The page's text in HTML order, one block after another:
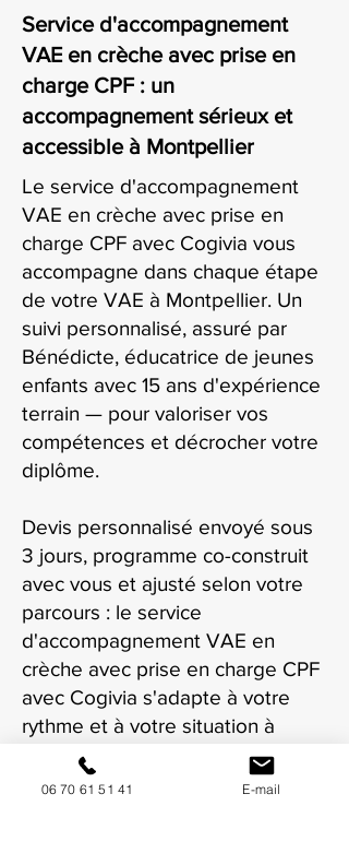
Service d'accompagnement
VAE en crèche avec prise en
charge CPF : un
accompagnement sérieux et
accessible à Montpellier
Le service d'accompagnement
VAE en crèche avec prise en
charge CPF avec Cogivia vous
accompagne dans chaque étape
de votre VAE à Montpellier. Un
suivi personnalisé, assuré par
Bénédicte, éducatrice de jeunes
enfants avec 15 ans d'expérience
terrain — pour valoriser vos
compétences et décrocher votre
diplôme.
Devis personnalisé envoyé sous
3 jours, programme co-construit
avec vous et ajusté selon votre
parcours : le service
d'accompagnement VAE en
crèche avec prise en charge CPF
avec Cogivia s'adapte à votre
rythme et à votre situation à
Montpellier.
06 70 61 51 41 E-mail